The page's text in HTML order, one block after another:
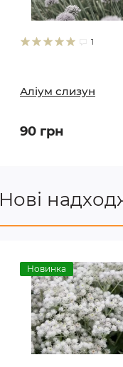
1
Аліум слизун
90 грн
Нові
Новинка